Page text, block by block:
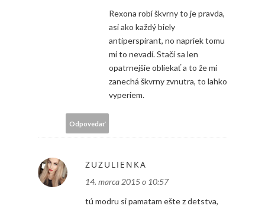
Rexona robí škvrny to je pravda,
asi ako každý biely
antiperspirant, no napriek tomu
mi to nevadí. Stačí sa len
opatrnejšie obliekať a to že mi
zanechá škvrny zvnutra, to lahko
vyperiem.
Odpovedať
ZUZULIENKA
14. marca 2015 o 10:57
tú modru si pamatam ešte z detstva,